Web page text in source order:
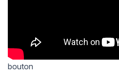
bouton